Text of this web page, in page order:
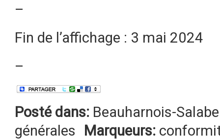
–
Fin de l’affichage : 3 mai 2024
–
Posté dans: Beauharnois-
générales
Marqueurs: